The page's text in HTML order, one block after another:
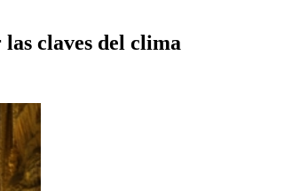
claves del clima